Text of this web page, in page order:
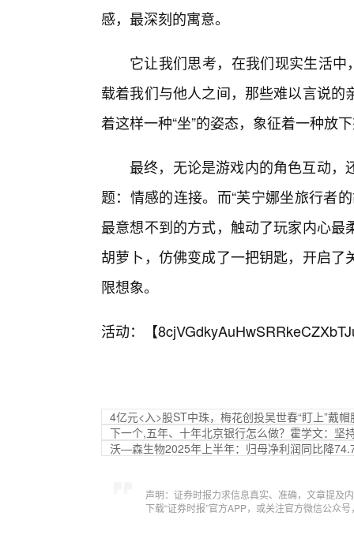
感，最深刻的寓意。
它让我们思考，在我们现实生活中
载着我们与他人之间，那些难以言说
着这样一种“坐”的姿态，象征着一种放
最终，无论是游戏内的角色互动，
题：情感的连接。而“芙宁娜坐旅行者
最意想不到的方式，触动了玩家内心
胡萝卜，仿佛变成了一把钥匙，开启
限想象。
活动：【
4亿元<入>股ST中珠，梅花创投吴世春“盯上”戴帽
下一个,五年、十年北京银行怎么做？霍学文：坚
沃—森生物2025年上半年：归母净利润同比降
声明：证券时报力求信息真实、准确，文章提及
下载“证券时报”官方APP，或关注官方微信公众